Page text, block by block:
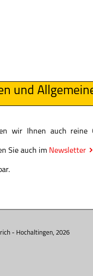
und
wir Ihnen auch
Sie auch im Newsletter
- Hochaltingen, 2026